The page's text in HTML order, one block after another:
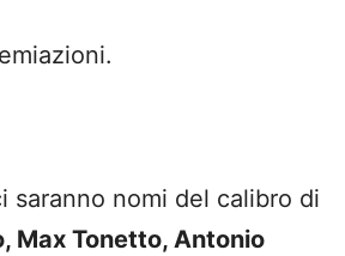
saranno nomi del calibro di
Max Tonetto, Antonio